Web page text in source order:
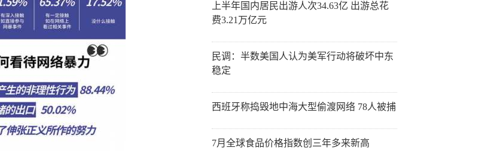
上半年国内居民出游人次34.63亿 出游总花
费3.21万亿元
民调：半数美国人认为美军行动将破坏中东
稳定
西班牙称捣毁地中海大型偷渡网络 78人被捕
7月全球食品价格指数创三年多来新高